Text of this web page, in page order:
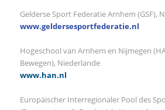
Gelderse Sport Federatie Arnhem (GSF),
www.geldersesportfederatie.nl
Hogeschool van Arnhem en Nijmegen
Bewegen), Niederlande
www.han.nl
Europäischer Interregionaler Pool des